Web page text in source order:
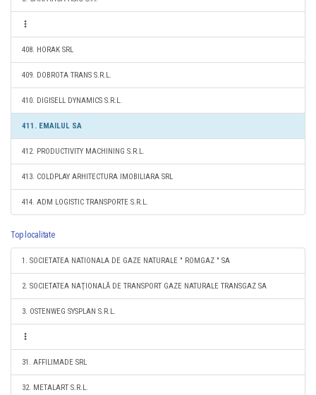
408. HORAK SRL
409. DOBROTA TRANS S.R.L.
410. DIGISELL DYNAMICS S.R.L.
411. EMAILUL SA
412. PRODUCTIVITY MACHINING S.R.L.
413. COLDPLAY ARHITECTURA IMOBILIARA SRL
414. ADM LOGISTIC TRANSPORTE S.R.L.
Top localitate
1. SOCIETATEA NATIONALA DE GAZE NATURALE " ROMGAZ " SA
2. SOCIETATEA NAŢIONALĂ DE TRANSPORT GAZE NATURALE TRANSGAZ SA
3. OSTENWEG SYSPLAN S.R.L.
31. AFFILIMADE SRL
32. METALART S.R.L.